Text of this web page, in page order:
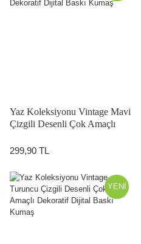
Yaz Koleksiyonu Vintage Mavi
Çizgili Desenli Çok Amaçlı
299,90 TL
YENİ